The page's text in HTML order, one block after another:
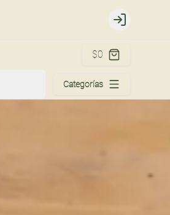
Login
$0
Categorías